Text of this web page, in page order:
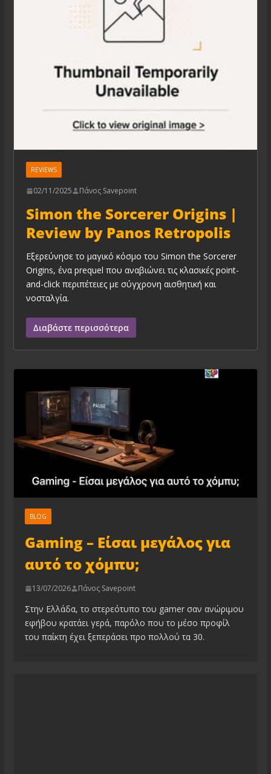
REVIEWS
02/11/2025 Πάνος Savepoint
Simon the Sorcerer Origins |
Review by Panos Retropolis
Εξερεύνησε το μαγικό κόσμο του Simon the Sorcerer
Origins, ένα prequel που αναβιώνει τις κλασικές point-
and-click περιπέτειες με σύγχρονη αισθητική και
νοσταλγία.
Διαβάστε περισσότερα
BLOG
Gaming – Είσαι μεγάλος για
αυτό το χόμπυ;
13/07/2026 Πάνος Savepoint
Στην Ελλάδα, το στερεότυπο του gamer σαν ανώριμου
εφήβου κρατάει γερά, παρόλο που το μέσο προφίλ
του παίκτη έχει ξεπεράσει προ πολλού τα 30.